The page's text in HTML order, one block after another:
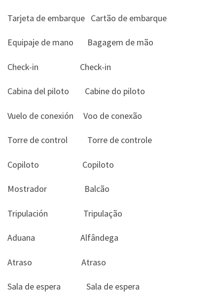
Tarjeta de embarque Cartão de embarque
Equipaje de mano Bagagem de mão
Check-in Check-in
Cabina del piloto Cabine do piloto
Vuelo de conexión Voo de conexão
Torre de control Torre de controle
Copiloto Copiloto
Mostrador Balcão
Tripulación Tripulação
Aduana Alfândega
Atraso Atraso
Sala de espera Sala de espera